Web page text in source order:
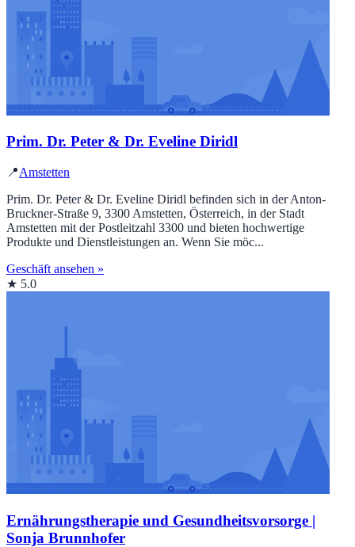
Prim. Dr. Peter & Dr. Eveline Diridl
📍Amstetten
Prim. Dr. Peter & Dr. Eveline Diridl befinden sich in der Anton-
Bruckner-Straße 9, 3300 Amstetten, Österreich, in der Stadt
Amstetten mit der Postleitzahl 3300 und bieten hochwertige
Produkte und Dienstleistungen an. Wenn Sie möc...
Geschäft ansehen »
★ 5.0
Ernährungstherapie und Gesundheitsvorsorge |
Sonja Brunnhofer